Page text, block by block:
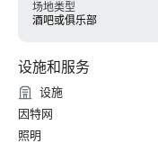
场地类型
酒吧或俱乐部
设施和服务
设施
因特网
照明